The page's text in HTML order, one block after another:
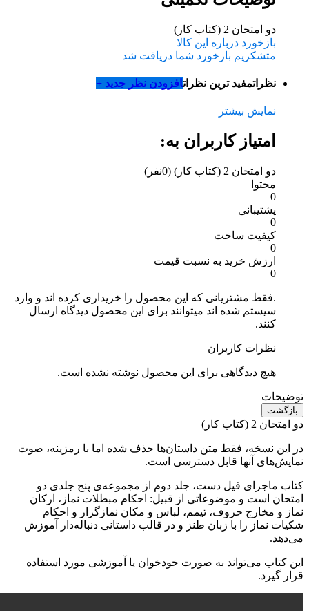
دو امتحان 2 (کتاب کار)
بازخورد درباره این کالا
متشکریم بازخورد شما دریافت شد
نظراتمفید ترین نظراتافزودن نظر جدید +
نمایش بیشتر
امتیاز کاربران به:
دو امتحان 2 (کتاب کار)
(0نفر)
محتوا
0
پشتیبانی
0
کیفیت ساخت
0
ارزش خرید به نسبت قیمت
0
.فقط مشتریانی که این محصول را خریداری کرده اند و وارد
سیستم شده اند میتوانند برای این محصول دیدگاه ارسال
کنند.
نظرات کاربران
هیچ دیدگاهی برای این محصول نوشته نشده است.
توضیحات
بازگشت
دو امتحان 2 (کتاب کار)
در این نسخه، فقط متن داستان‌ها حذف شده اما با رمزینه، صوت
نمایش‌های آنها قابل دسترسی است.
کتاب ماجرای فیل دست، جلد دوم از مجموعه‌ی پنج جلدی دو
امتحان است و موضوعاتی از قبیل: احکام مبطلات نماز، ارکان
نماز و مخارج حروف، تیمم، لباس و مکان نمازگزار و احکام
شکیات نماز را با زبان طنز و در قالب داستانی دنباله‌دار آموزش
می‌دهد.
این کتاب می‌تواند به صورت خودخوان یا آموزشی مورد استفاده
قرار گیرد.